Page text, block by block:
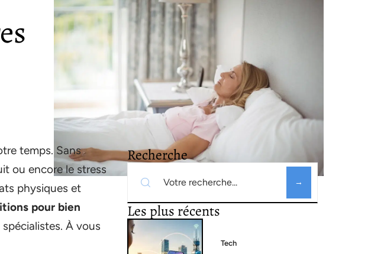
temps. Sans
ou encore le stress
physiques et
pour bien
À vous
Recherche
Les plus récents
Tech